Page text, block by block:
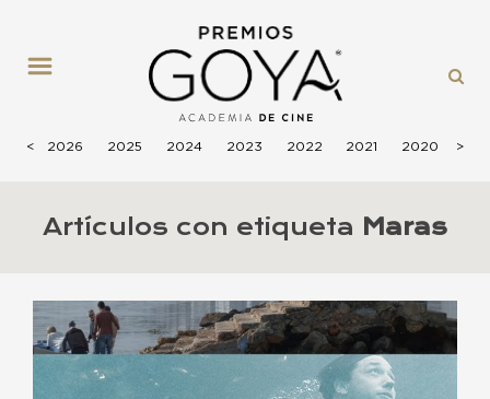
< 2026 2025 2024 2023 2022 2021 2020 >
Artículos con etiqueta Maras